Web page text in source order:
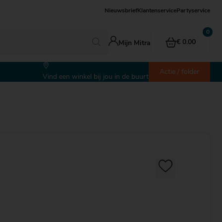
Nieuwsbrief KlantenservicePartyservice
Mijn Mitra € 0.00
Vind een winkel bij jou in de buurt
Actie / folder